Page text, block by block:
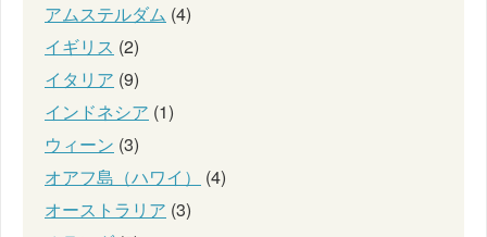
アムステルダム (4)
イギリス (2)
イタリア (9)
インドネシア (1)
ウィーン (3)
オアフ島（ハワイ）
(4)
オーストラリア (3)